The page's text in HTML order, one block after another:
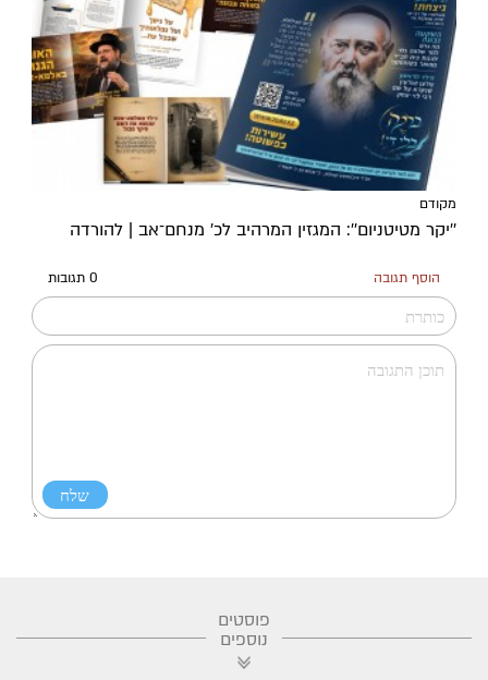
מקודם
''יקר מטיטניום'': המגזין המרהיב לכ’ מנחם־אב | להורדה
הוסף תגובה 0 תגובות
פוסטים
נוספים